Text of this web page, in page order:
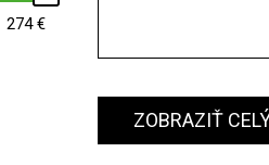
274
ZOBRAZIŤ